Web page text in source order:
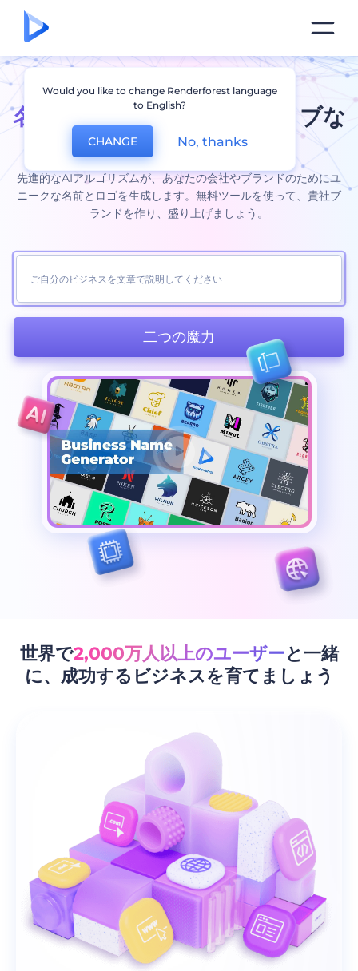
名前メーカー:クリエイティブな
ビジネス名を簡単生成
先進的なAIアルゴリズムが、あなたの会社やブランドのためにユ
ニークな名前とロゴを生成します。無料ツールを使って、貴社ブ
ランドを作り、盛り上げましょう。
二つの魔力
世界で2,000万人以上のユーザーと一緒
に、成功するビジネスを育てましょう
Would you like to change Renderforest language
to English?
CHANGE No, thanks